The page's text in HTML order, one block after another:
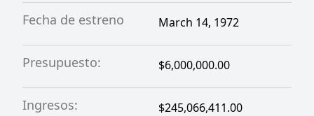
Fecha de estreno March 14, 1972
Presupuesto: $6,000,000.00
Ingresos: $245,066,411.00